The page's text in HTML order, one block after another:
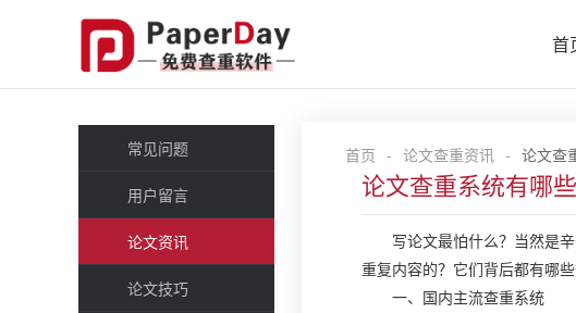
首
常见问题
用户留言
论文资讯
论文技巧
首页 - 论文查重资讯 - 论文查
论文查重系统有哪
写论文最怕什么？当然是
重复内容的？它们背后都有哪
一、国内主流查重系统